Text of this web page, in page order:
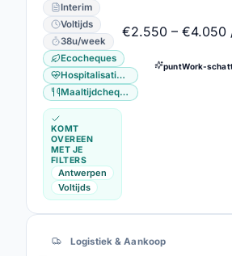
Interim
Voltijds
38u/week
Ecocheques
Hospitalisatieverzekering
Maaltijdcheques
KOMT
OVEREEN
MET JE
FILTERS
Antwerpen
Voltijds
€2.550 – €4.050
puntWork-
Logistiek & Aankoop